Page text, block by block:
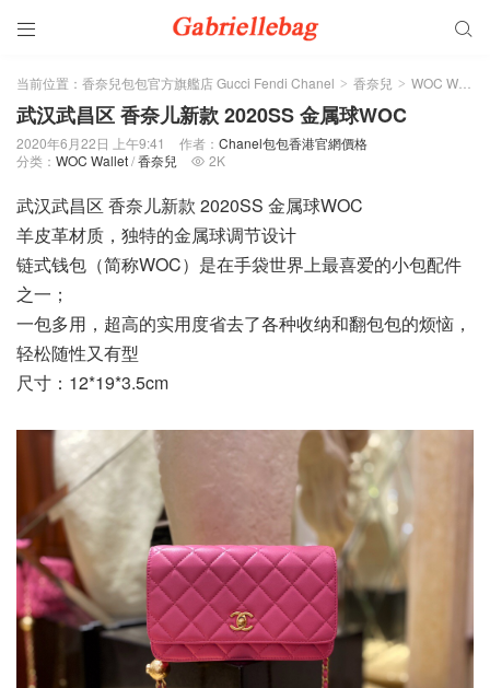
 
当前位置： 香奈兒包包官方旗艦店 Gucci Fendi Chanel > 香奈兒 > WOC Wallet
武汉武昌区 香奈儿新款 2020SS 金属球WOC
2020年6月22日 上午9:41 作者： Chanel包包香港官網價格
分类： WOC Wallet/香奈兒  2K
武汉武昌区 香奈儿新款 2020SS 金属球WOC
羊皮革材质，独特的金属球调节设计
链式钱包（简称WOC）是在手袋世界上最喜爱的小包配件
之一；
一包多用，超高的实用度省去了各种收纳和翻包包的烦恼，
轻松随性又有型
尺寸：12*19*3.5cm